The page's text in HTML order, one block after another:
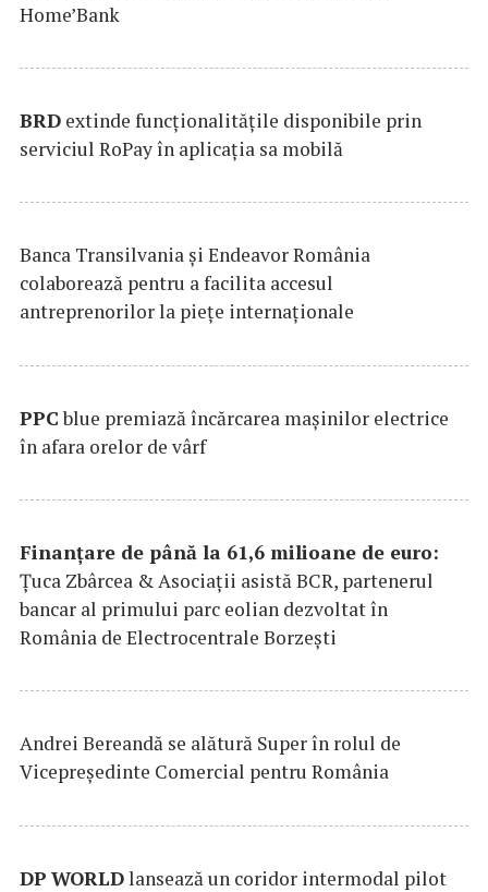
Home’Bank
BRD extinde funcţionalităţile disponibile prin
serviciul RoPay în aplicaţia sa mobilă
Banca Transilvania şi Endeavor România
colaborează pentru a facilita accesul
antreprenorilor la pieţe internaţionale
PPCblue premiază încărcarea maşinilor electrice
în afara orelor de vârf
Finanțare de până la 61,6 milioane de euro:
Țuca Zbârcea & Asociații asistă BCR, partenerul
bancar al primului parc eolian dezvoltat în
România de Electrocentrale Borzești
Andrei Bereandă se alătură Super în rolul de
Vicepreședinte Comercial pentru România
DP WORLDlansează un coridor intermodal pilot